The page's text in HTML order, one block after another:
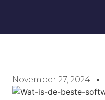
November 27, 2024